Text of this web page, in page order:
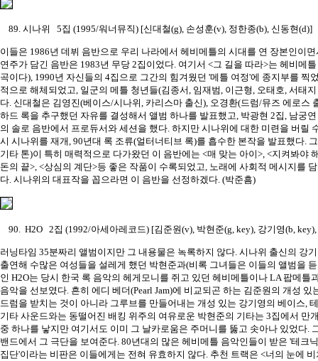
89. 시나위 5집 (1995/워너뮤직) [신대철(g), 손성훈(v), 정한종(b), 신동현(d)]
이들은 1986년 데뷔 음반으로 우리 나라에서 헤비메틀의 시대를 연 장본인이
연주가 담긴 음반은 1983년 무당 2집이었다. 여기서 <그 길을 따라>는 헤비메
곡이다), 1990년 자신들의 4집으로 그간의 힘겨웠던 '메틀 여정'에 종지부를 찍
적으로 해체되었고, 일군의 메틀 청년들(김종서, 임재범, 이근형, 오태호, 서태
다. 신대철은 김영진(베이스/시나위, 카리스마 출신), 오경환(드럼/뮤즈 에로스
하드 록을 추구했던 자유를 결성해서 앨범 하나를 발표했고, 박광현 2집, 남궁
의 솔로 음반에서 프로듀서와 세션을 했다. 하지만 시나위에 대한 미련을 버릴
시 시나위를 재개, 90년대 록 조류(얼터너티브 록)를 흡수한 본작을 발표했다.
기타 톤)이 특히 매력적으로 다가왔던 이 음반에는 <매 맞는 아이>, <지켜봐야
돈의 끝>, <상심의 계단>등 좋은 작품이 수록되었고, 노래에 사회적 메시지를
다. 시나위의 대표작을 꼽으라면 이 음반을 선정하겠다. (박준흠)
90. H2O 2집 (1992/아세아레코드) [김준원(v), 박현준(g, key), 강기영(b,
러닝타임 35분짜리 앨범이지만 그 내용물은 녹록하지 않다. 시나위 출신의 강
출연해 수많은 여성들을 설레게 했던 박현준과(비록 그녀들은 이들의 앨범을
인 H2O는 당시 한국 록 음악의 헤게모니를 쥐고 있던 헤비메틀이나 LA 팝메틀
음악을 선보였다. 흔히 에디 베더(Pearl Jam)에 비교되곤 하는 김준원의 개성
드럼을 받치는 것이 아니라 그루브를 만들어내는 개성 있는 강기영의 베이스,
기타 사운드와는 동떨어진 배킹 위주의 여유로운 박현준의 기타는 3집에서 만
중 하나를 낳지만 여기서도 이미 그 날카로움은 주머니를 뚫고 솟아나 있었다.
밴드에서 그 극단을 보여준다. 80년대의 많은 헤비메틀 음악인들이 받은 '테크
집단'이라는 비판은 이들에게는 전혀 유효하지 않다. 추천 트랙은 <너의 눈에